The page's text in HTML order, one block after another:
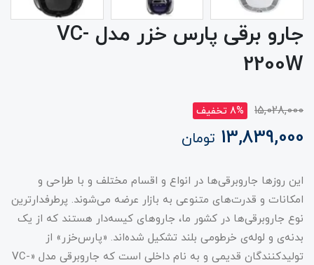
جارو برقی پارس خزر مدل VC-
2200W
15,028,000 8% تخفیف
13,839,000 تومان
این روزها جاروبرقی‌ها در انواع و اقسام مختلف و با طراحی و
امکانات و قدرت‌های متنوعی به بازار عرضه می‌شوند. پرطرفدارترین
نوع جاروبرقی‌ها در کشور ما، جاروهای کیسه‌دار هستند که از یک
بدنه‌ی و لوله‌ی خرطومی بلند تشکیل شده‌اند. «پارس‌خزر» از
تولیدکنندگان قدیمی و به نام داخلی است که جاروبرقی مدل «VC-